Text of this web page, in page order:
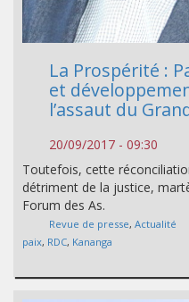
La Prospérité :
et
l’assaut du
20/09/2017 - 09:30
Toutefois, cette
détriment de la justice,
Forum des As.
Revue de presse, Actualité
paix, RDC, Kananga